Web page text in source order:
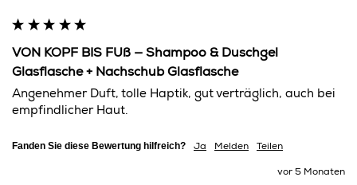
VON KOPF BIS FUß — Shampoo & Duschgel
Glasflasche + Nachschub Glasflasche
Angenehmer Duft, tolle Haptik, gut verträglich, auch bei
empfindlicher Haut.
Fanden Sie diese Bewertung hilfreich? Ja Melden Teilen
vor 5 Monaten